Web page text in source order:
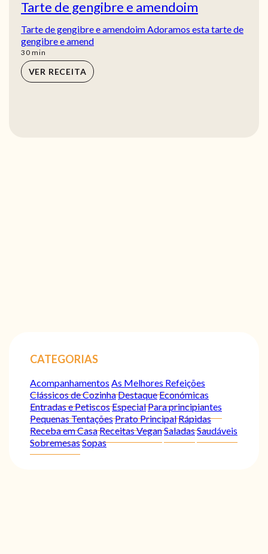
Tarte de gengibre e amendoim
Tarte de gengibre e amendoim Adoramos esta tarte de
gengibre e amend
30min
min
VER RECEITA
CATEGORIAS
Acompanhamentos As Melhores Refeições
Clássicos de CozinhaDestaqueEconómicas
Entradas e PetiscosEspecialPara principiantes
Pequenas TentaçõesPrato PrincipalRápidas
Receba em CasaReceitas VeganSaladasSaudáveis
SobremesasSopas